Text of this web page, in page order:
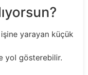
yarayan küçük
yol gösterebilir.